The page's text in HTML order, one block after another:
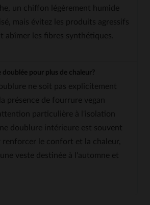
un chiffon légèrement humide
mais évitez les produits agressifs
abîmer les fibres synthétiques.
doublée pour plus de chaleur?
ne soit pas explicitement
présence de fourrure vegan
particulière à l'isolation
doublure intérieure est souvent
renforcer le confort et la chaleur,
veste destinée à l'automne et